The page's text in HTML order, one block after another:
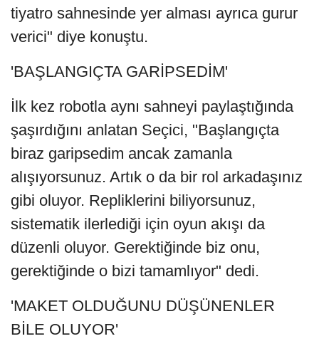
tiyatro sahnesinde yer alması ayrıca gurur
verici" diye konuştu.
'BAŞLANGIÇTA GARİPSEDİM'
İlk kez robotla aynı sahneyi paylaştığında
şaşırdığını anlatan Seçici, "Başlangıçta
biraz garipsedim ancak zamanla
alışıyorsunuz. Artık o da bir rol arkadaşınız
gibi oluyor. Repliklerini biliyorsunuz,
sistematik ilerlediği için oyun akışı da
düzenli oluyor. Gerektiğinde biz onu,
gerektiğinde o bizi tamamlıyor" dedi.
'MAKET OLDUĞUNU DÜŞÜNENLER
BİLE OLUYOR'